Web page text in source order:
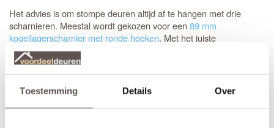
Toestemming Details Over
Het advies is om stompe deuren altijd af te hangen met drie
scharnieren. Meestal wordt gekozen voor een89 mm
kogellagerscharnier met ronde hoeken. Met het juiste
gereedschap, zoals een freesmal, worden deze uitsparingen snel
en vakkundig ingefreesd voor een strak resultaat.
Het is aan te raden om te kiezen voor een
tochtvaldorpeltussen
de hal en de woonkamer, zeker als de voordeur niet volledig
tochtvrij sluit. Voor slaapkamers is een valdorpel handig om geluid